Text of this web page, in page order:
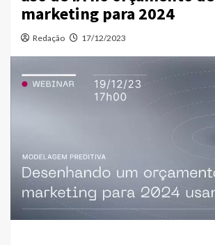
marketing para 2024
Redação 17/12/2023